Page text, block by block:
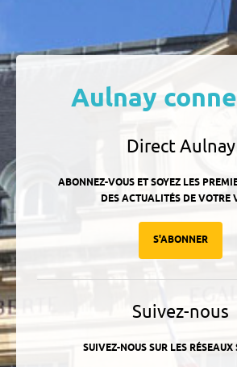
Aulnay
Direct Aulnay
ABONNEZ-VOUS ET SOYEZ LES
DES ACTUALITÉS DE VOTRE
S'ABONNER
Suivez-nous
SUIVEZ-NOUS SUR LES